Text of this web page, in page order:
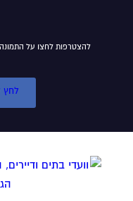
להצטרפות לחצו על
לחץ